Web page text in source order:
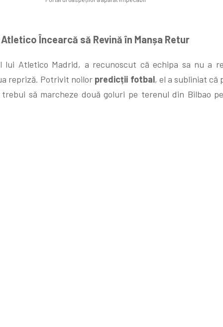
Atletico Încearcă să Revină în Manșa Retur
lui Atletico Madrid, a recunoscut că echipa sa nu a
repriză. Potrivit noilor predicții fotbal, el a subliniat că
să marcheze două goluri pe terenul din Bilbao